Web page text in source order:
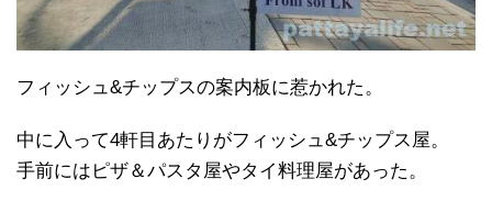
フィッシュ&チップスの案内板に惹かれた。
中に入って4軒目あたりがフィッシュ&チップス屋。
手前にはピザ＆パスタ屋やタイ料理屋があった。